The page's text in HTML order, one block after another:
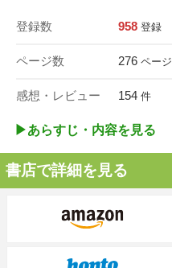
登録数 958 登録
ページ数 276 ページ
感想・レビュー 154 件
▶︎あらすじ・内容を見る
書店で詳細を見る